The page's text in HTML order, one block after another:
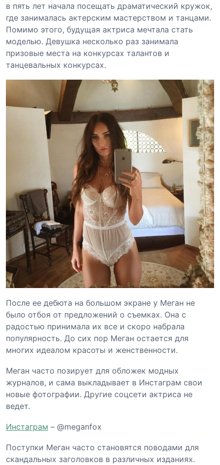
в пять лет начала посещать драматический кружок,
где занималась актерским мастерством и танцами.
Помимо этого, будущая актриса мечтала стать
моделью. Девушка несколько раз занимала
призовые места на конкурсах талантов и
танцевальных конкурсах.
После ее дебюта на большом экране у Меган не
было отбоя от предложений о съемках. Она с
радостью принимала их все и скоро набрала
популярность. До сих пор Меган остается для
многих идеалом красоты и женственности.
Меган часто позирует для обложек модных
журналов, и сама выкладывает в Инстаграм свои
новые фотографии. Другие соцсети актриса не
ведет.
Инстаграм – @meganfox
Поступки Меган часто становятся поводами для
скандальных заголовков в различных изданиях.